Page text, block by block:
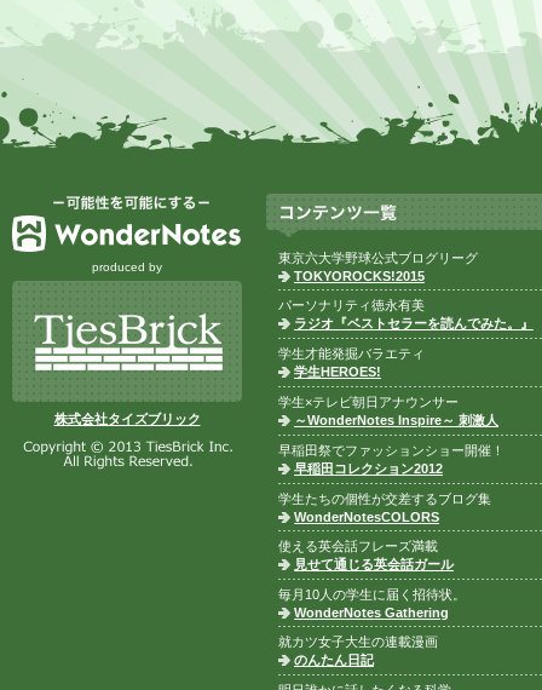
produced by
株式会社タイズブリック
東京六大学野球公式ブログリーグ
TOKYOROCKS!2015
パーソナリティ徳永有美
ラジオ『ベストセラーを読んでみた。』
学生才能発掘バラエティ
学生HEROES!
学生×テレビ朝日アナウンサー
～WonderNotes Inspire～ 刺激人
早稲田祭でファッションショー開催！
早稲田コレクション2012
学生たちの個性が交差するブログ集
WonderNotesCOLORS
使える英会話フレーズ満載
見せて通じる英会話ガール
毎月10人の学生に届く招待状。
WonderNotes Gathering
就カツ女子大生の連載漫画
のんたん日記